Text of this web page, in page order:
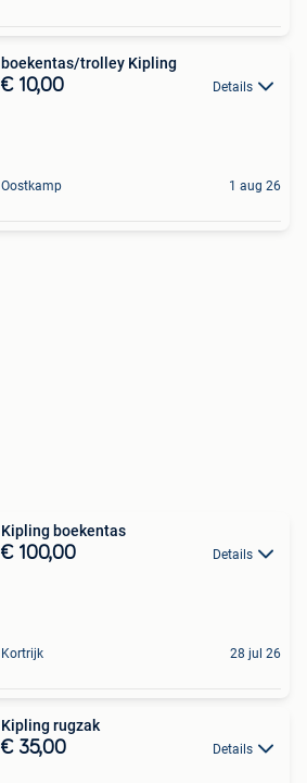
boekentas/trolley Kipling
€ 10,00 Details
Oostkamp 1 aug 26
Kipling boekentas
€ 100,00 Details
Kortrijk 28 jul 26
Kipling rugzak
€ 35,00 Details